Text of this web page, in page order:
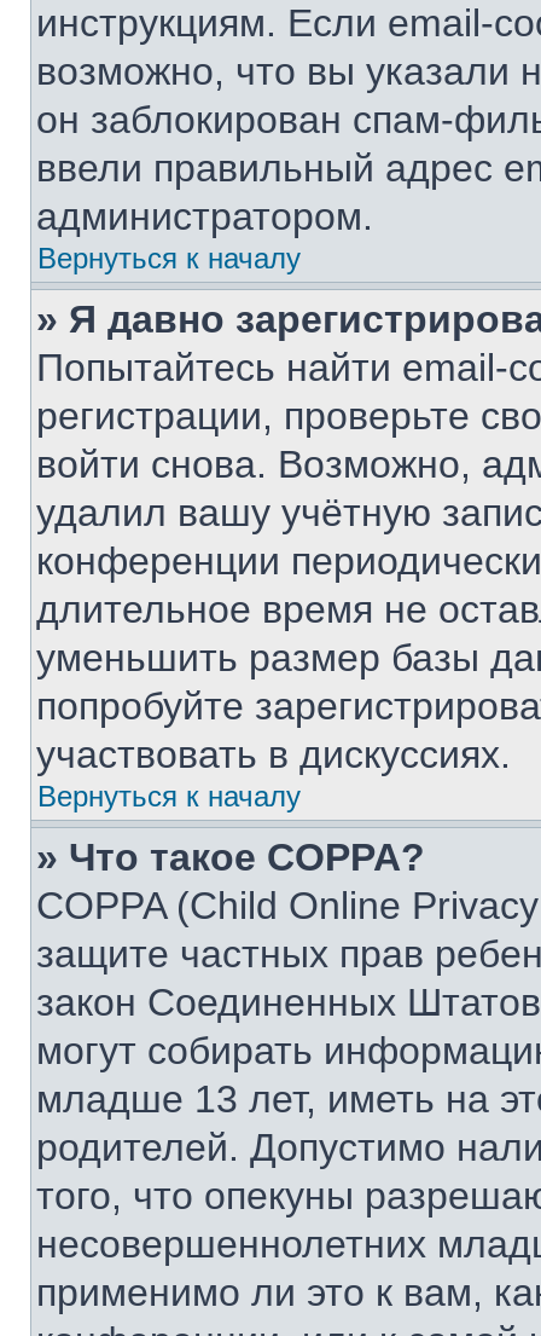
инструкциям. Если email-
возможно, что вы указали
он заблокирован спам-
ввели правильный адрес
администратором.
Вернуться к началу
» Я давно
Попытайтесь найти email-
регистрации, проверьте
войти снова. Возможно,
удалил вашу учётную
конференции
длительное время не
уменьшить размер базы
попробуйте
участвовать в дискуссиях.
Вернуться к началу
» Что такое COPPA?
COPPA (Child Online
защите частных прав
закон Соединенных
могут собирать
младше 13 лет, иметь на
родителей. Допустимо
того, что опекуны
несовершеннолетних
применимо ли это к вам,